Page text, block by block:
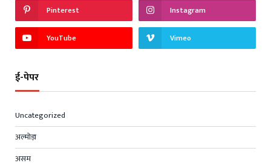
Pinterest Instagram
YouTube Vimeo
ई-पेपर
Uncategorized
अल्मोड़ा
असम